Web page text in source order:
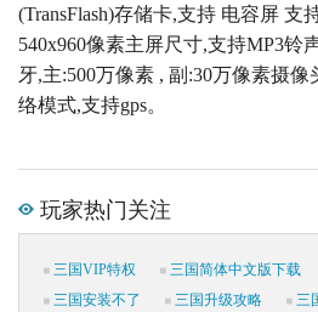
(TransFlash)存储卡,支持 电容屏 支
540x960像素主屏尺寸,支持MP3铃
牙,主:500万像素 , 副:30万像素摄
络模式,支持gps。
玩家热门关注
三国VIP特权 三国简体中文版下载
三国安装不了
三国升级攻略
三